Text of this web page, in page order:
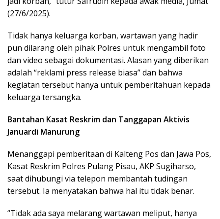
(27/6/2025).
Tidak hanya keluarga korban, wartawan yang hadir
pun dilarang oleh pihak Polres untuk mengambil foto
dan video sebagai dokumentasi. Alasan yang diberikan
adalah “reklami press release biasa” dan bahwa
kegiatan tersebut hanya untuk pemberitahuan kepada
keluarga tersangka.
Bantahan Kasat Reskrim dan Tanggapan Aktivis
Januardi Manurung
Menanggapi pemberitaan di Kalteng Pos dan Jawa Pos,
Kasat Reskrim Polres Pulang Pisau, AKP Sugiharso,
saat dihubungi via telepon membantah tudingan
tersebut. Ia menyatakan bahwa hal itu tidak benar.
“Tidak ada saya melarang wartawan meliput, hanya